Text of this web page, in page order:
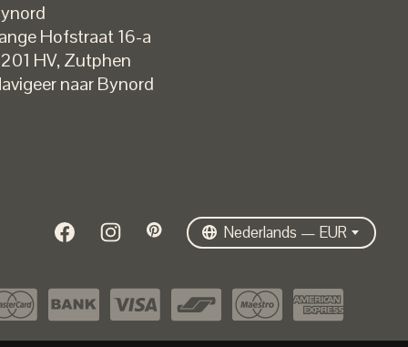
Hofstraat 16-a
HV,Zutphen
naar Bynord
Nederlands — EUR